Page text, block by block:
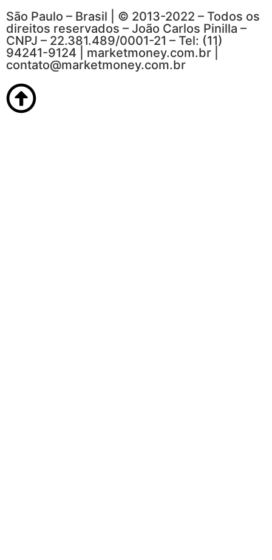
São Paulo – Brasil | © 2013-2022 – Todos os
direitos reservados – João Carlos Pinilla –
CNPJ – 22.381.489/0001-21 – Tel: (11)
94241-9124 | marketmoney.com.br |
contato@marketmoney.com.br